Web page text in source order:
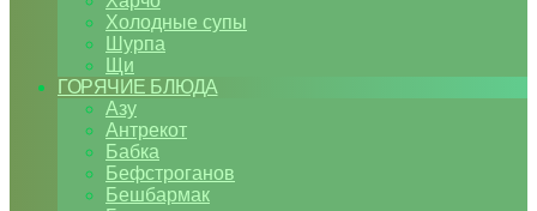
Холодные супы
Шурпа
Щи
ГОРЯЧИЕ БЛЮДА
Азу
Антрекот
Бабка
Бефстроганов
Бешбармак